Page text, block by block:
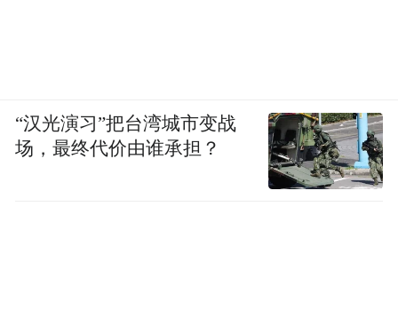
“汉光演习”把台湾城市变战
场，最终代价由谁承担？